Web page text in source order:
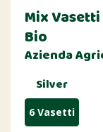
Mix
Bio
Azienda
Silver
6 Vasetti